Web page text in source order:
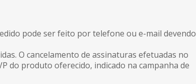
pode ser feito por telefone ou e-mail devendo
O cancelamento de assinaturas efetuadas no
do produto oferecido, indicado na campanha de